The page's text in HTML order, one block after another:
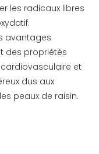
les radicaux libres
avantages
des propriétés
et
dus aux
peaux de raisin.